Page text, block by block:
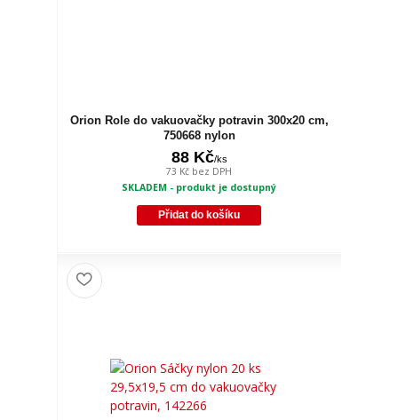
Orion Role do vakuovačky potravin 300x20 cm,
750668 nylon
88 Kč/ks
73 Kč bez DPH
SKLADEM - produkt je dostupný
Přidat do košíku